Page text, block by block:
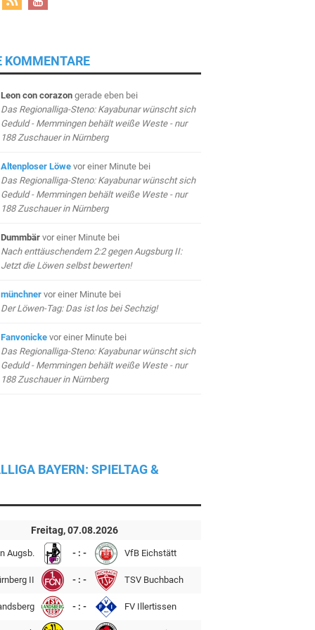
KOMMENTARE
Leon con corazon gerade ebenbei
Das Regionalliga-Steno: Kayabunar wünscht sich
Geduld - Memmingen behält weiße Weste - nur
188 Zuschauer in Nürnberg
Altenploser Löwe vor einer Minutebei
Das Regionalliga-Steno: Kayabunar wünscht sich
Geduld - Memmingen behält weiße Weste - nur
188 Zuschauer in Nürnberg
Dummbär vor einer Minutebei
Nach enttäuschendem 2:2 gegen Augsburg II:
Jetzt die Löwen selbst bewerten!
münchner vor einer Minutebei
Der Löwen-Tag: Das ist los bei Sechzig!
Fanvonicke vor einer Minutebei
Das Regionalliga-Steno: Kayabunar wünscht sich
Geduld - Memmingen behält weiße Weste - nur
188 Zuschauer in Nürnberg
BAYERN: SPIELTAG &
Freitag, 07.08.2026
Augsb. - : - VfB Eichstätt
II - : - TSV Buchbach
- : - FV Illertissen